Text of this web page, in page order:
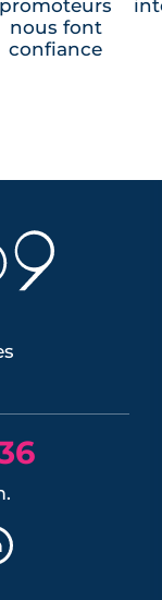
(1)
promoteurs
nous font
confiance